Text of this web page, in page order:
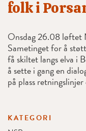
folk i
Onsdag 26.08 løftet
Sametinget for å
få skiltet langs elva i
å sette i gang en
på plass
KATEGORI